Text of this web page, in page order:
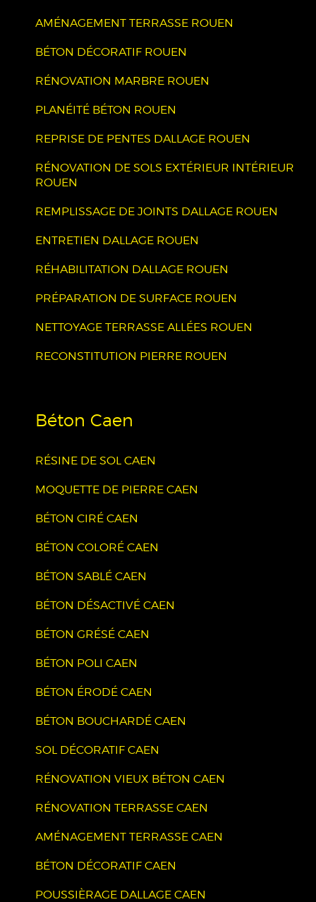
AMÉNAGEMENT TERRASSE ROUEN
BÉTON DÉCORATIF ROUEN
RÉNOVATION MARBRE ROUEN
PLANÉITÉ BÉTON ROUEN
REPRISE DE PENTES DALLAGE ROUEN
RÉNOVATION DE SOLS EXTÉRIEUR INTÉRIEUR
ROUEN
REMPLISSAGE DE JOINTS DALLAGE ROUEN
ENTRETIEN DALLAGE ROUEN
RÉHABILITATION DALLAGE ROUEN
PRÉPARATION DE SURFACE ROUEN
NETTOYAGE TERRASSE ALLÉES ROUEN
RECONSTITUTION PIERRE ROUEN
Béton Caen
RÉSINE DE SOL CAEN
MOQUETTE DE PIERRE CAEN
BÉTON CIRÉ CAEN
BÉTON COLORÉ CAEN
BÉTON SABLÉ CAEN
BÉTON DÉSACTIVÉ CAEN
BÉTON GRÉSÉ CAEN
BÉTON POLI CAEN
BÉTON ÉRODÉ CAEN
BÉTON BOUCHARDÉ CAEN
SOL DÉCORATIF CAEN
RÉNOVATION VIEUX BÉTON CAEN
RÉNOVATION TERRASSE CAEN
AMÉNAGEMENT TERRASSE CAEN
BÉTON DÉCORATIF CAEN
POUSSIÈRAGE DALLAGE CAEN